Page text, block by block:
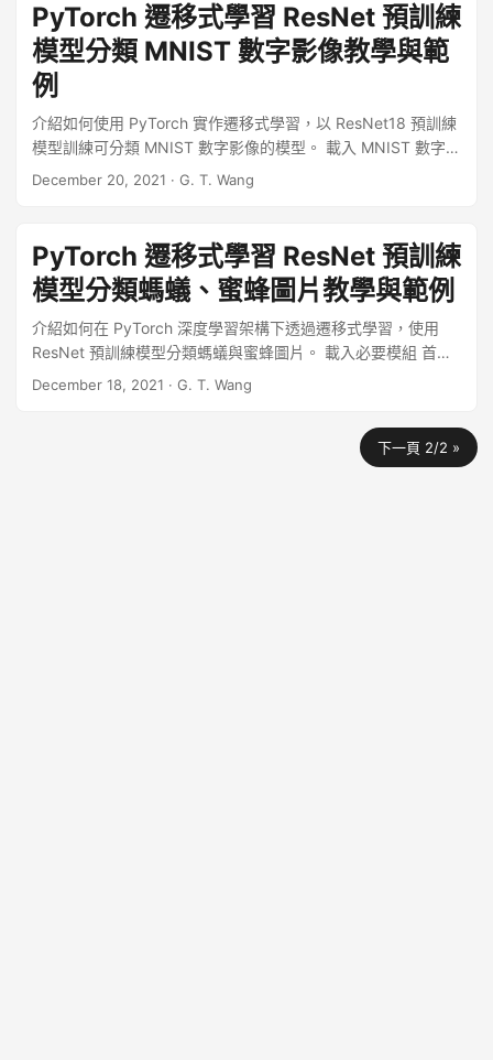
PyTorch 遷移式學習 ResNet 預訓練
模型分類 MNIST 數字影像教學與範
例
介紹如何使用 PyTorch 實作遷移式學習，以 ResNet18 預訓練
模型訓練可分類 MNIST 數字影像的模型。 載入 MNIST 數字資
料集 MNIST 資料集是一個包含 0 到 9 手寫數字的影像資料
ResNet18 模型，在資料載入時我們使用一個自訂的轉換函數，
將灰階影像轉為 RGB 影像，轉換的方式就是把灰階影像的單一
channel 複製成 RGB 影像的三個 channel。 ...
December 20, 2021 · G. T. Wang
PyTorch 遷移式學習 ResNet 預訓練
模型分類螞蟻、蜜蜂圖片教學與範例
介紹如何在 PyTorch 深度學習架構下透過遷移式學習，使用
ResNet 預訓練模型分類螞蟻與蜜蜂圖片。 載入必要模組 首先
載入一些必要的模組： from __future__ import print_function,
torch.optim as optim from torch.optim import lr_scheduler
import numpy as np import torchvision from torchvision
December 18, 2021 · G. T. Wang
下一頁 2/2 »